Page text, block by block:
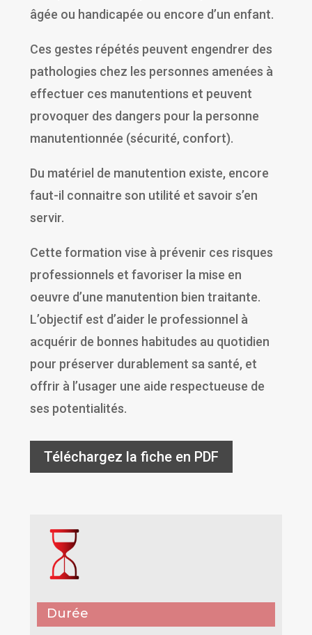
âgée ou handicapée ou encore d’un enfant.
Ces gestes répétés peuvent engendrer des
pathologies chez les personnes amenées à
effectuer ces manutentions et peuvent
provoquer des dangers pour la personne
manutentionnée (sécurité, confort).
Du matériel de manutention existe, encore
faut-il connaitre son utilité et savoir s’en
servir.
Cette formation vise à prévenir ces risques
professionnels et favoriser la mise en
oeuvre d’une manutention bien traitante.
L’objectif est d’aider le professionnel à
acquérir de bonnes habitudes au quotidien
pour préserver durablement sa santé, et
offrir à l’usager une aide respectueuse de
ses potentialités.
Téléchargez la fiche en PDF
Durée